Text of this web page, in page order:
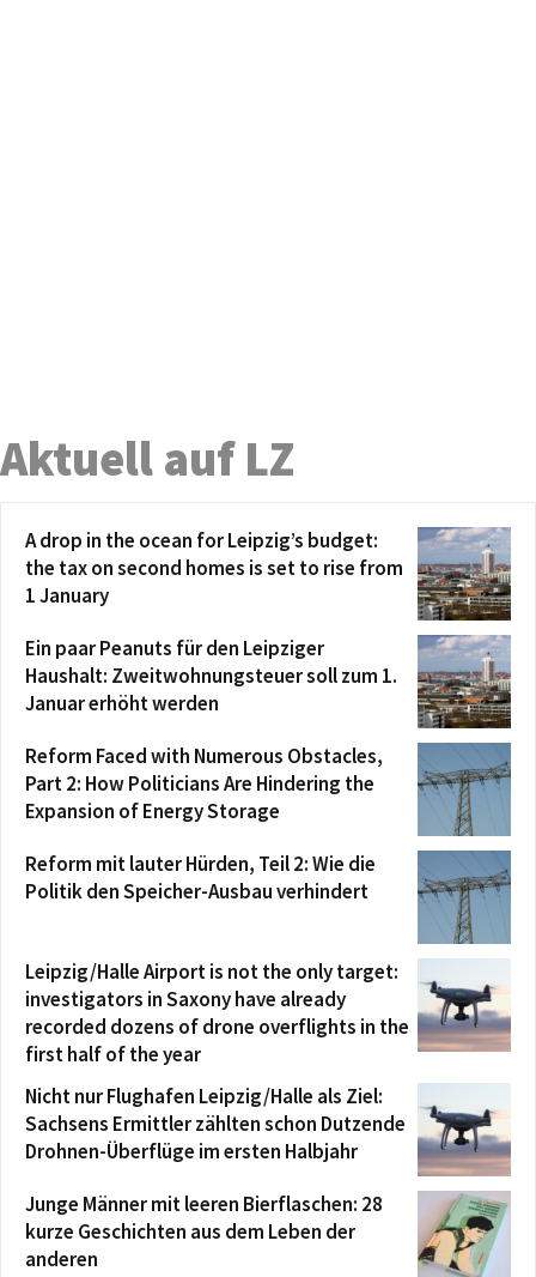
Aktuell auf LZ
A drop in the ocean for Leipzig’s budget:
the tax on second homes is set to rise from
1 January
Ein paar Peanuts für den Leipziger
Haushalt: Zweitwohnungsteuer soll zum 1.
Januar erhöht werden
Reform Faced with Numerous Obstacles,
Part 2: How Politicians Are Hindering the
Expansion of Energy Storage
Reform mit lauter Hürden, Teil 2: Wie die
Politik den Speicher-Ausbau verhindert
Leipzig/Halle Airport is not the only target:
investigators in Saxony have already
recorded dozens of drone overflights in the
first half of the year
Nicht nur Flughafen Leipzig/Halle als Ziel:
Sachsens Ermittler zählten schon Dutzende
Drohnen-Überflüge im ersten Halbjahr
Junge Männer mit leeren Bierflaschen: 28
kurze Geschichten aus dem Leben der
anderen